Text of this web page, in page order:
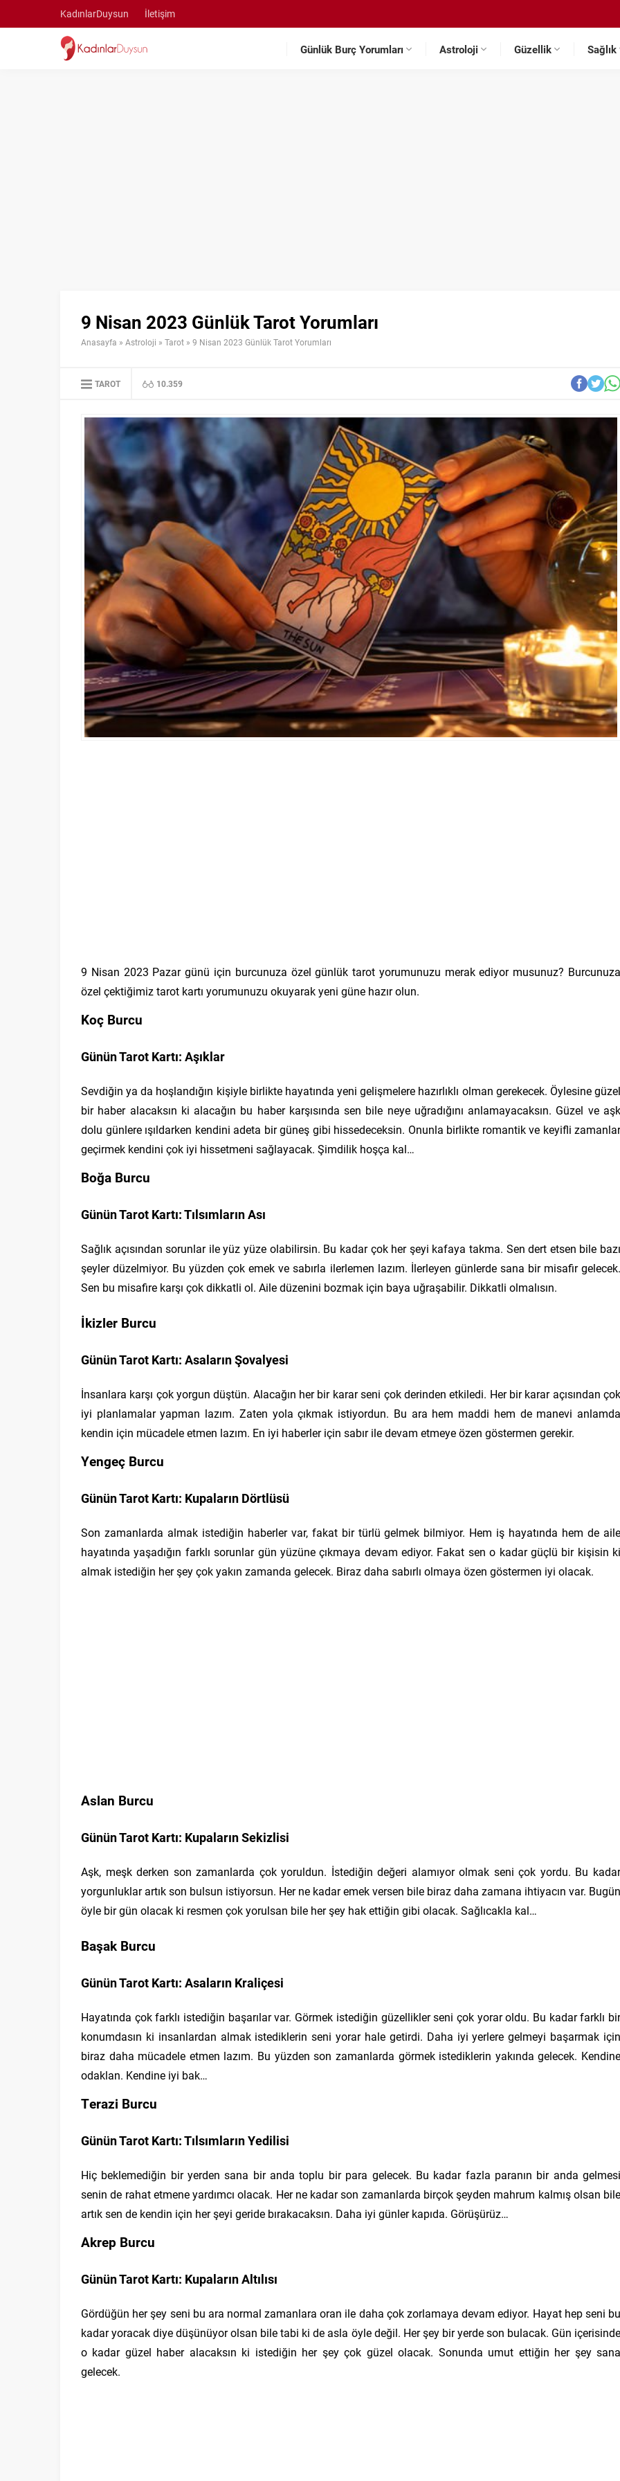
KadınlarDuysun İletişim
Günlük Burç Yorumları Astroloji Güzellik Sağlık
9 Nisan 2023 Günlük Tarot Yorumları
Anasayfa » Astroloji » Tarot » 9 Nisan 2023 Günlük Tarot Yorumları
TAROT 10.359
9 Nisan 2023 Pazar günü için burcunuza özel günlük tarot yorumunuzu merak ediyor musunuz? Burcunuza
özel çektiğimiz tarot kartı yorumunuzu okuyarak yeni güne hazır olun.
Koç Burcu
Günün Tarot Kartı: Aşıklar
Sevdiğin ya da hoşlandığın kişiyle birlikte hayatında yeni gelişmelere hazırlıklı olman gerekecek. Öylesine güzel
bir haber alacaksın ki alacağın bu haber karşısında sen bile neye uğradığını anlamayacaksın. Güzel ve aşk
dolu günlere ışıldarken kendini adeta bir güneş gibi hissedeceksin. Onunla birlikte romantik ve keyifli zamanlar
geçirmek kendini çok iyi hissetmeni sağlayacak. Şimdilik hoşça kal…
Boğa Burcu
Günün Tarot Kartı: Tılsımların Ası
Sağlık açısından sorunlar ile yüz yüze olabilirsin. Bu kadar çok her şeyi kafaya takma. Sen dert etsen bile bazı
şeyler düzelmiyor. Bu yüzden çok emek ve sabırla ilerlemen lazım. İlerleyen günlerde sana bir misafir gelecek.
Sen bu misafire karşı çok dikkatli ol. Aile düzenini bozmak için baya uğraşabilir. Dikkatli olmalısın.
İkizler Burcu
Günün Tarot Kartı: Asaların Şovalyesi
İnsanlara karşı çok yorgun düştün. Alacağın her bir karar seni çok derinden etkiledi. Her bir karar açısından çok
iyi planlamalar yapman lazım. Zaten yola çıkmak istiyordun. Bu ara hem maddi hem de manevi anlamda
kendin için mücadele etmen lazım. En iyi haberler için sabır ile devam etmeye özen göstermen gerekir.
Yengeç Burcu
Günün Tarot Kartı: Kupaların Dörtlüsü
Son zamanlarda almak istediğin haberler var, fakat bir türlü gelmek bilmiyor. Hem iş hayatında hem de aile
hayatında yaşadığın farklı sorunlar gün yüzüne çıkmaya devam ediyor. Fakat sen o kadar güçlü bir kişisin ki
almak istediğin her şey çok yakın zamanda gelecek. Biraz daha sabırlı olmaya özen göstermen iyi olacak.
Aslan Burcu
Günün Tarot Kartı: Kupaların Sekizlisi
Aşk, meşk derken son zamanlarda çok yoruldun. İstediğin değeri alamıyor olmak seni çok yordu. Bu kadar
yorgunluklar artık son bulsun istiyorsun. Her ne kadar emek versen bile biraz daha zamana ihtiyacın var. Bugün
öyle bir gün olacak ki resmen çok yorulsan bile her şey hak ettiğin gibi olacak. Sağlıcakla kal…
Başak Burcu
Günün Tarot Kartı: Asaların Kraliçesi
Hayatında çok farklı istediğin başarılar var. Görmek istediğin güzellikler seni çok yorar oldu. Bu kadar farklı bir
konumdasın ki insanlardan almak istediklerin seni yorar hale getirdi. Daha iyi yerlere gelmeyi başarmak için
biraz daha mücadele etmen lazım. Bu yüzden son zamanlarda görmek istediklerin yakında gelecek. Kendine
odaklan. Kendine iyi bak…
Terazi Burcu
Günün Tarot Kartı: Tılsımların Yedilisi
Hiç beklemediğin bir yerden sana bir anda toplu bir para gelecek. Bu kadar fazla paranın bir anda gelmesi
senin de rahat etmene yardımcı olacak. Her ne kadar son zamanlarda birçok şeyden mahrum kalmış olsan bile
artık sen de kendin için her şeyi geride bırakacaksın. Daha iyi günler kapıda. Görüşürüz…
Akrep Burcu
Günün Tarot Kartı: Kupaların Altılısı
Gördüğün her şey seni bu ara normal zamanlara oran ile daha çok zorlamaya devam ediyor. Hayat hep seni bu
kadar yoracak diye düşünüyor olsan bile tabi ki de asla öyle değil. Her şey bir yerde son bulacak. Gün içerisinde
o kadar güzel haber alacaksın ki istediğin her şey çok güzel olacak. Sonunda umut ettiğin her şey sana
gelecek.